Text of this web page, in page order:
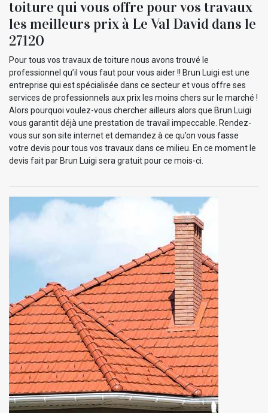
toiture qui vous offre pour vos travaux
les meilleurs prix à Le Val David dans le
27120
Pour tous vos travaux de toiture nous avons trouvé le
professionnel qu’il vous faut pour vous aider !! Brun Luigi est une
entreprise qui est spécialisée dans ce secteur et vous offre ses
services de professionnels aux prix les moins chers sur le marché !
Alors pourquoi voulez-vous chercher ailleurs alors que Brun Luigi
vous garantit déjà une prestation de travail impeccable. Rendez-
vous sur son site internet et demandez à ce qu’on vous fasse
votre devis pour tous vos travaux dans ce milieu. En ce moment le
devis fait par Brun Luigi sera gratuit pour ce mois-ci.